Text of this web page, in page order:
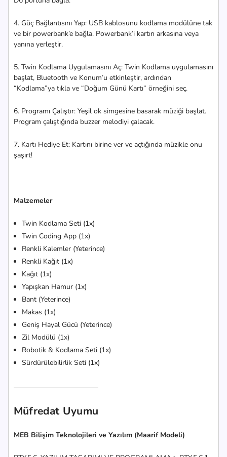
4. Güç Bağlantısını Yap: USB kablosunu kodlama modülüne tak
ve bir powerbank’e bağla. Powerbank’i kartın arkasına veya
yanına yerleştir.
5. Twin Kodlama Uygulamasını Aç: Twin Kodlama uygulamasını
başlat, Bluetooth ve Konum’u etkinleştir, ardından
“Kodlama”ya tıkla ve “Doğum Günü Kartı” örneğini seç.
6. Programı Çalıştır: Yeşil ok simgesine basarak müziği başlat.
Program çalıştığında buzzer melodiyi çalacak.
7. Kartı Hediye Et: Kartını birine ver ve açtığında müzikle onu
şaşırt!
Malzemeler
Twin Kodlama Seti (1x)
Twin Coding App (1x)
Renkli Kalemler (Yeterince)
Renkli Kağıt (1x)
Kağıt (1x)
Yapışkan Hamur (1x)
Bant (Yeterince)
Makas (1x)
Geniş Hayal Gücü (Yeterince)
Zil Modülü (1x)
Robotik & Kodlama Seti (1x)
Sürdürülebilirlik Seti (1x)
Müfredat Uyumu
MEB Bilişim Teknolojileri ve Yazılım (Maarif Modeli)